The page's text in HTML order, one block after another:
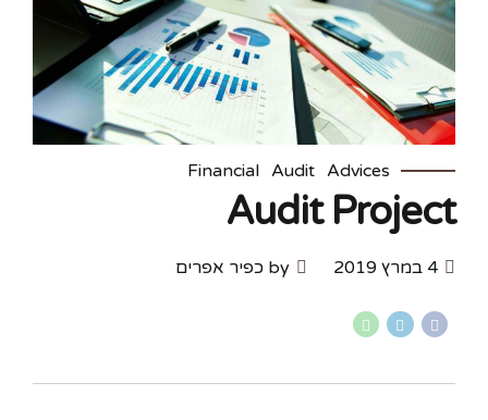
Advices
Audit
Financial
Audit Project
4 במרץ 2019 by כפיר אפרים